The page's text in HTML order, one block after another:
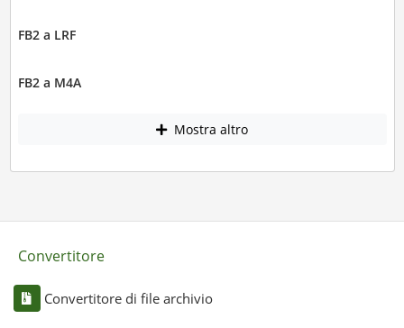
FB2 a LRF
FB2 a M4A
Mostra altro
Convertitore
Convertitore di file archivio